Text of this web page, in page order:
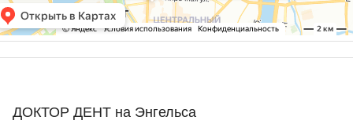
ДОКТОР ДЕНТ на Энгельса